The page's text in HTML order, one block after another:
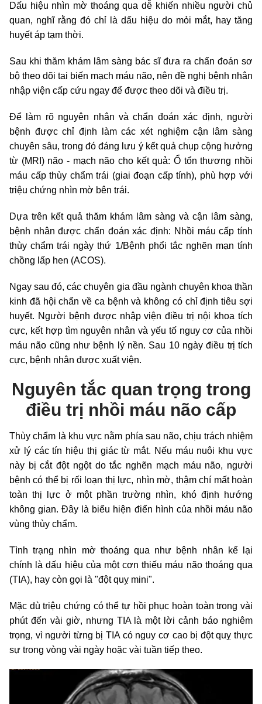
Dấu hiệu nhìn mờ thoáng qua dễ khiến nhiều người chủ
quan, nghĩ rằng đó chỉ là dấu hiệu do mỏi mắt, hay tăng
huyết áp tạm thời.
Sau khi thăm khám lâm sàng bác sĩ đưa ra chẩn đoán sơ
bộ theo dõi tai biến mạch máu não, nên đề nghị bệnh nhân
nhập viện cấp cứu ngay để được theo dõi và điều trị.
Để làm rõ nguyên nhân và chẩn đoán xác định, người
bệnh được chỉ định làm các xét nghiệm cận lâm sàng
chuyên sâu, trong đó đáng lưu ý kết quả chụp cộng hưởng
từ (MRI) não - mạch não cho kết quả: Ổ tổn thương nhồi
máu cấp thùy chẩm trái (giai đoạn cấp tính), phù hợp với
triệu chứng nhìn mờ bên trái.
Dựa trên kết quả thăm khám lâm sàng và cận lâm sàng,
bệnh nhân được chẩn đoán xác định: Nhồi máu cấp tính
thùy chẩm trái ngày thứ 1/Bệnh phổi tắc nghẽn mạn tính
chồng lấp hen (ACOS).
Ngay sau đó, các chuyên gia đầu ngành chuyên khoa thần
kinh đã hội chẩn về ca bệnh và không có chỉ định tiêu sợi
huyết. Người bệnh được nhập viện điều trị nội khoa tích
cực, kết hợp tìm nguyên nhân và yếu tố nguy cơ của nhồi
máu não cũng như bệnh lý nền. Sau 10 ngày điều trị tích
cực, bệnh nhân được xuất viện.
Nguyên tắc quan trọng trong
điều trị nhồi máu não cấp
Thùy chẩm là khu vực nằm phía sau não, chịu trách nhiệm
xử lý các tín hiệu thị giác từ mắt. Nếu máu nuôi khu vực
này bị cắt đột ngột do tắc nghẽn mạch máu não, người
bệnh có thể bị rối loạn thị lực, nhìn mờ, thậm chí mất hoàn
toàn thị lực ở một phần trường nhìn, khó định hướng
không gian. Đây là biểu hiện điển hình của nhồi máu não
vùng thùy chẩm.
Tình trạng nhìn mờ thoáng qua như bệnh nhân kể lại
chính là dấu hiệu của một cơn thiếu máu não thoáng qua
(TIA), hay còn gọi là "đột quỵ mini".
Mặc dù triệu chứng có thể tự hồi phục hoàn toàn trong vài
phút đến vài giờ, nhưng TIA là một lời cảnh báo nghiêm
trọng, vì người từng bị TIA có nguy cơ cao bị đột quỵ thực
sự trong vòng vài ngày hoặc vài tuần tiếp theo.